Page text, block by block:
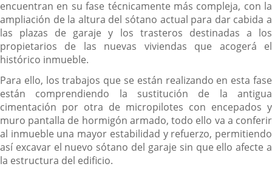
encuentran en su fase técnicamente más compleja, con la
ampliación de la altura del sótano actual para dar cabida a
las plazas de garaje y los trasteros destinadas a los
propietarios de las nuevas viviendas que acogerá el
histórico inmueble.
Para ello, los trabajos que se están realizando en esta fase
están comprendiendo la sustitución de la antigua
cimentación por otra de micropilotes con encepados y
muro pantalla de hormigón armado, todo ello va a conferir
al inmueble una mayor estabilidad y refuerzo, permitiendo
así excavar el nuevo sótano del garaje sin que ello afecte a
la estructura del edificio.